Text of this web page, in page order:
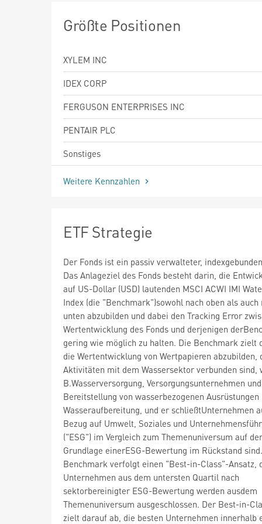
Größte Positionen
XYLEM INC
IDEX CORP
FERGUSON ENTERPRISES INC
PENTAIR PLC
Sonstiges
Weitere Kennzahlen
ETF Strategie
Der Fonds ist ein passiv verwalteter,
Das Anlageziel des Fonds besteht darin, die
auf US-Dollar (USD) lautenden MSCI ACWI IMI
Index (die "Benchmark")sowohl nach oben als auch
unten abzubilden und dabei den Tracking Error
Wertentwicklung des Fonds und derjenigen
gering wie möglich zu halten. Die Benchmark zielt
die Wertentwicklung von Wertpapieren abzubilden,
Aktivitäten mit dem Wassersektor verbunden sind,
B.Wasserversorgung, Versorgungsunternehmen und
Bereitstellung von wasserbezogenen Ausrüstungen
Wasseraufbereitung, und er schließtUnternehmen
Bezug auf Umwelt, Soziales und
("ESG") im Vergleich zum Themenuniversum auf der
Grundlage einerESG-Bewertung im Rückstand
Benchmark verfolgt einen "Best-in-Class"-Ansatz,
Unternehmen aus dem untersten Quartil nach
sektorbereinigter ESG-Bewertung werden ausdem
Themenuniversum ausgeschlossen. Der Best-in-
zielt darauf ab, die besten Unternehmen innerhalb